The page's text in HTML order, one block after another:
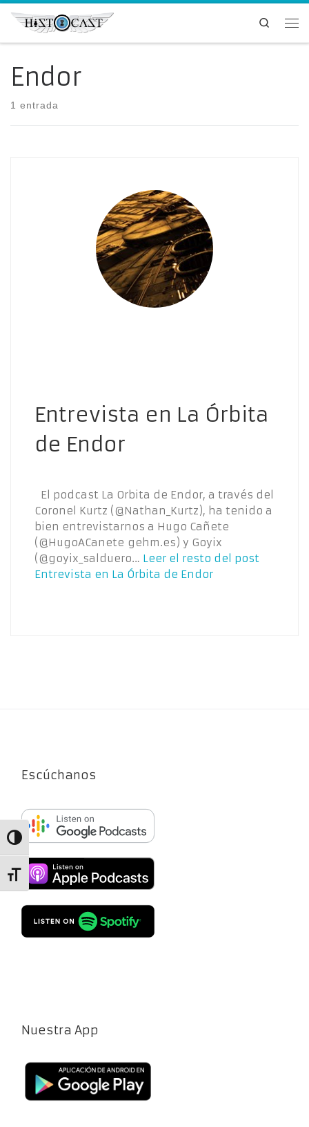
Alternar alto contraste
Alternar tamaño de letra
Saltar al contenido
Search
Endor
1 entrada
Entrevista en La Órbita
de Endor
El podcast La Orbita de Endor, a través del
Coronel Kurtz (@Nathan_Kurtz), ha tenido a
bien entrevistarnos a Hugo Cañete
(@HugoACanete gehm.es) y Goyix
(@goyix_salduero… Leer el resto del post
Entrevista en La Órbita de Endor
Escúchanos
Nuestra App